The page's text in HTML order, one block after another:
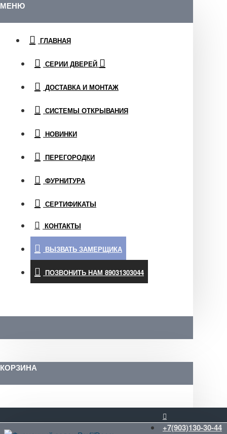
МЕНЮ
ГЛАВНАЯ
СЕРИИ ДВЕРЕЙ
ДОСТАВКА И МОНТАЖ
СИСТЕМЫ ОТКРЫВАНИЯ
НОВИНКИ
ПЕРЕГОРОДКИ
ФУРНИТУРА
СЕРТИФИКАТЫ
КОНТАКТЫ
ВЫЗВАТЬ ЗАМЕРЩИКА
ПОЗВОНИТЬ НАМ 89031303044
КОРЗИНА
+7(903)130-30-44